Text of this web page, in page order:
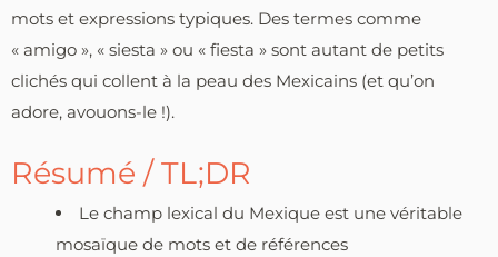
mots et expressions typiques. Des termes comme
« amigo », « siesta » ou « fiesta » sont autant de petits
clichés qui collent à la peau des Mexicains (et qu’on
adore, avouons-le !).
Résumé / TL;DR
Le champ lexical du Mexique est une véritable
mosaïque de mots et de références